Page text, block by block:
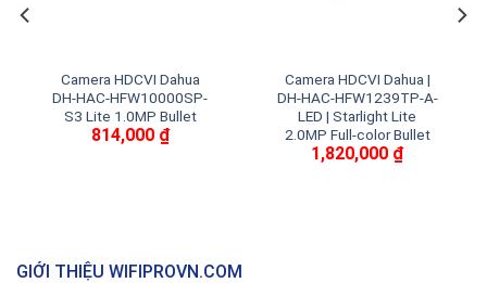
Camera HDCVI Dahua
DH-HAC-HFW10000SP-
S3 Lite 1.0MP Bullet
814,000 ₫
Camera HDCVI Dahua |
DH-HAC-HFW1239TP-A-
LED | Starlight Lite
2.0MP Full-color Bullet
1,820,000 ₫
GIỚI THIỆU WIFIPROVN.COM